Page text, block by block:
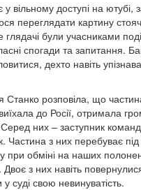
вільному доступі на ютубі,
переглядати картину
були учасниками
спогади та запитання.
дехто навіть
Станко розповіла, що
до Росії, отримала
них – заступник
Частина з них перебуває під
при обміні на наших
Двоє з них навіть
суді свою невинуватість.